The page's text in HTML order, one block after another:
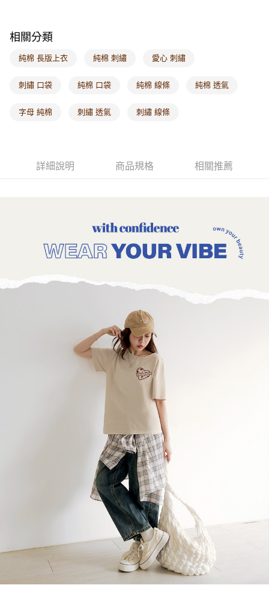
每筆NT$120，滿NT$1,000(含以上)免運費
付款後門市自取
海外配送-港/澳/新/馬/泰國專屬 查看運費
海外配送-其他亞洲地區
相關分類
純棉 長版上衣 純棉 刺繡 愛心 刺繡
刺繡 口袋 純棉 口袋 純棉 線條 純棉 透氣
字母 純棉 刺繡 透氣 刺繡 線條
詳細說明 商品規格 相關推薦